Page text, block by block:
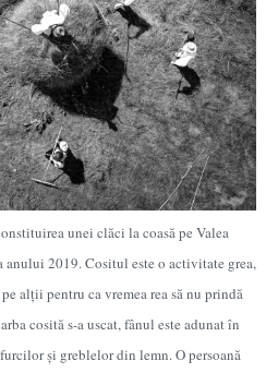
unei clăci la coasă pe Valea
2019. Cositul este o activitate grea,
alții pentru ca vremea rea să nu prindă
cosită s-a uscat, fânul este adunat în
și greblelor din lemn. O persoană